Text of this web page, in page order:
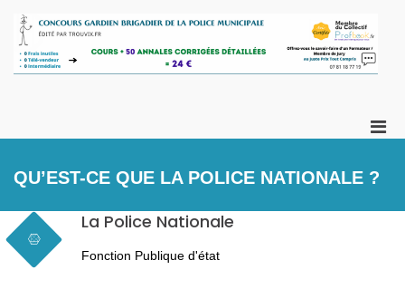
contenu
pour
QU’EST-CE QUE LA POLICE NATIONALE ?
La Police Nationale
Fonction Publique d'état